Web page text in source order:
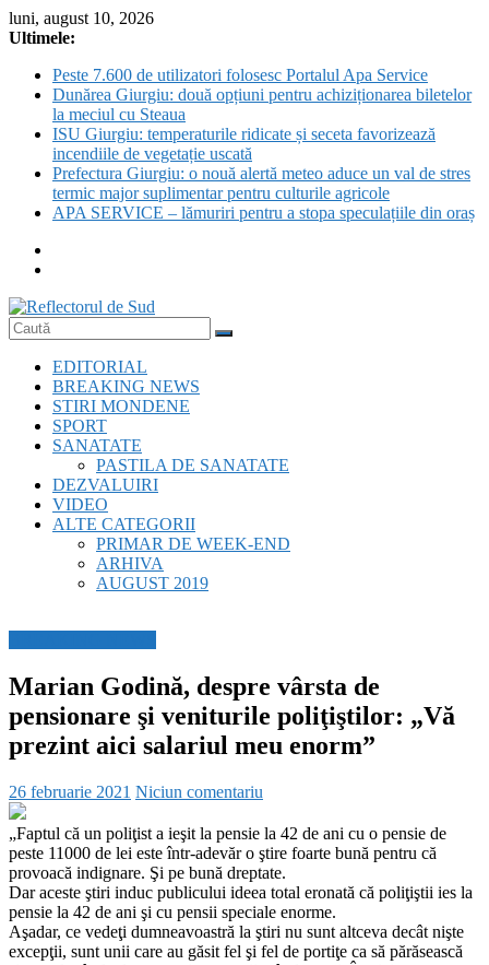
Skip
to
luni, august 10, 2026
Ultimele:
Peste 7.600 de utilizatori folosesc Portalul Apa Service
Dunărea Giurgiu: două opțiuni pentru achiziționarea biletelor
la meciul cu Steaua
ISU Giurgiu: temperaturile ridicate și seceta favorizează
incendiile de vegetație uscată
Prefectura Giurgiu: o nouă alertă meteo aduce un val de stres
termic major suplimentar pentru culturile agricole
APA SERVICE – lămuriri pentru a stopa speculațiile din oraș
Reflectorul
Sud
EDITORIAL
BREAKING NEWS
STIRI MONDENE
SPORT
SANATATE
PASTILA DE SANATATE
DEZVALUIRI
VIDEO
ALTE CATEGORII
PRIMAR DE WEEK-END
ARHIVA
AUGUST 2019
Marian Godină, despre vârsta de
pensionare şi veniturile poliţiştilor: „Vă
prezint aici salariul meu enorm”
26 februarie 2021 Niciun comentariu
„Faptul că un poliţist a ieşit la pensie la 42 de ani cu o pensie de
peste 11000 de lei este într-adevăr o ştire foarte bună pentru că
provoacă indignare. Şi pe bună dreptate.
Dar aceste ştiri induc publicului ideea total eronată că poliţiştii ies la
pensie la 42 de ani şi cu pensii speciale enorme.
Aşadar, ce vedeţi dumneavoastră la ştiri nu sunt altceva decât nişte
excepţii, sunt unii care au găsit fel şi fel de portiţe ca să părăsească